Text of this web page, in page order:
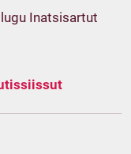
Inatsisartut